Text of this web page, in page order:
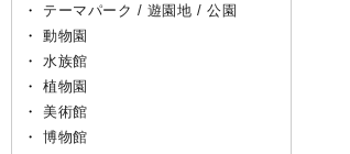
・ テーマパーク / 遊園地 / 公園
・動物園
・ 水族館
・植物園
・美術館
・博物館